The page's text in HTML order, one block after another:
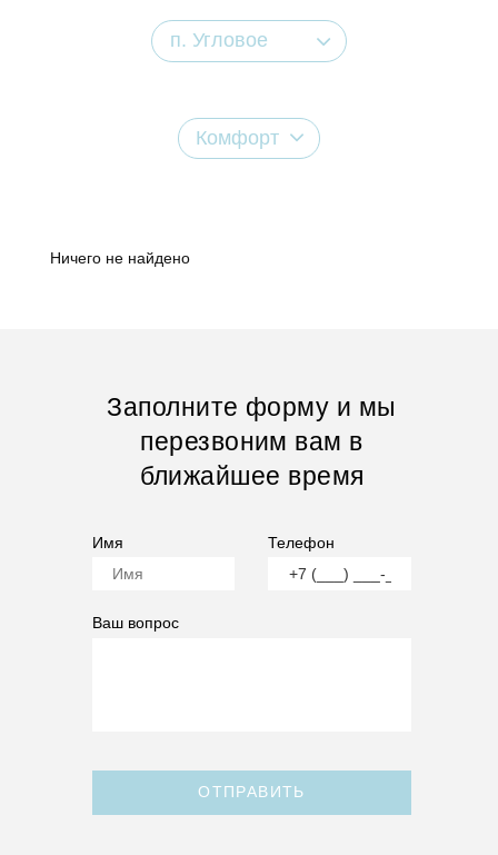
п. Угловое
Комфорт
Ничего не найдено
Заполните форму и мы
перезвоним вам в
ближайшее время
Имя Телефон
Ваш вопрос
ОТПРАВИТЬ